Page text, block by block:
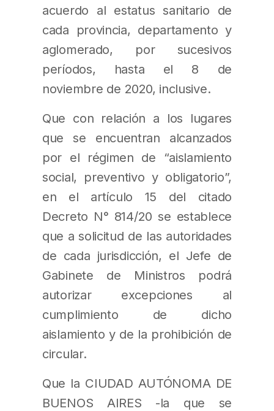
acuerdo al estatus sanitario de
cada provincia, departamento y
aglomerado, por sucesivos
períodos, hasta el 8 de
noviembre de 2020, inclusive.
Que con relación a los lugares
que se encuentran alcanzados
por el régimen de “aislamiento
social, preventivo y obligatorio”,
en el artículo 15 del citado
Decreto N° 814/20 se establece
que a solicitud de las autoridades
de cada jurisdicción, el Jefe de
Gabinete de Ministros podrá
autorizar excepciones al
cumplimiento de dicho
aislamiento y de la prohibición de
circular.
Que la CIUDAD AUTÓNOMA DE
BUENOS AIRES -la que se